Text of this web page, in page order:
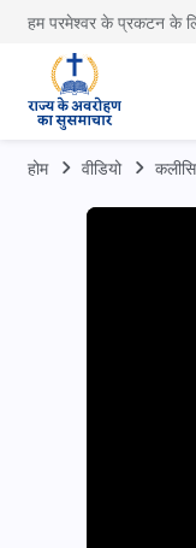
हम परमेश्वर के प्रकटन के
होम वीडियो